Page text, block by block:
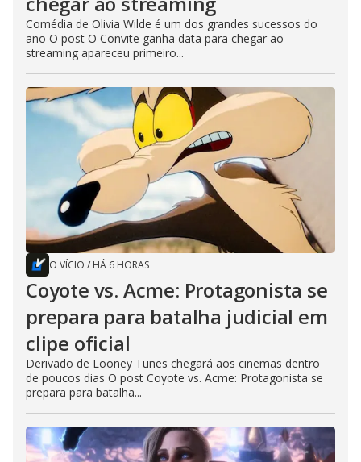
Comédia de Olivia Wilde é um dos grandes sucessos do
ano O post O Convite ganha data para chegar ao
streaming apareceu primeiro...
O VÍCIO / HÁ 6 HORAS
Coyote vs. Acme: Protagonista se
prepara para batalha judicial em
clipe oficial
Derivado de Looney Tunes chegará aos cinemas dentro
de poucos dias O post Coyote vs. Acme: Protagonista se
prepara para batalha...